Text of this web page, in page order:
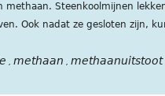
Steenkoolmijnen
Ook nadat ze gesloten zijn,
methaan methaanuitstoot